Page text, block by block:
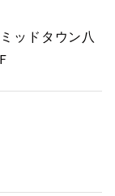
ッドタウン八